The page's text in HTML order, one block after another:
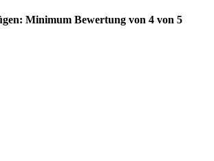
Minimum Bewertung von 4 von 5